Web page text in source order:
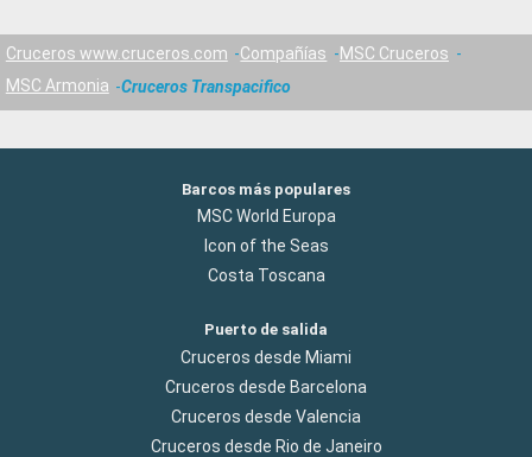
Cruceros www.cruceros.com Compañías
MSC Cruceros
MSC Armonia
Cruceros Transpacifico
Barcos más populares
MSC World Europa
Icon of the Seas
Costa Toscana
Puerto de salida
Cruceros desde Miami
Cruceros desde Barcelona
Cruceros desde Valencia
Cruceros desde Rio de Janeiro